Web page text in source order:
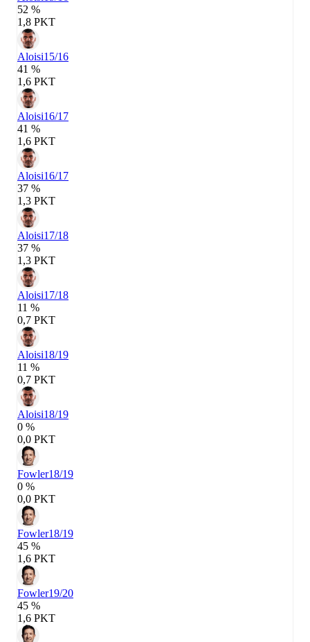
52 %
1,8 PKT
Aloisi15/16
41 %
1,6 PKT
Aloisi16/17
41 %
1,6 PKT
Aloisi16/17
37 %
1,3 PKT
Aloisi17/18
37 %
1,3 PKT
Aloisi17/18
11 %
0,7 PKT
Aloisi18/19
11 %
0,7 PKT
Aloisi18/19
0 %
0,0 PKT
Fowler18/19
0 %
0,0 PKT
Fowler18/19
45 %
1,6 PKT
Fowler19/20
45 %
1,6 PKT